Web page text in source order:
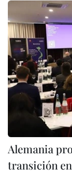
Alemania
transición